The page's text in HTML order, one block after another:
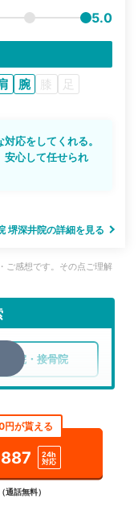
5.0
腕 膝 足
応をしてくれる。
安心して任せられ
堺深井院の詳細を見る
ご感想です。その点ご理解
整骨院・接骨院
円が貰える
24h
対応
話無料）